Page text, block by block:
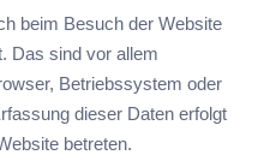
beim Besuch der Website
Das sind vor allem
Betriebssystem oder
dieser Daten erfolgt
betreten.